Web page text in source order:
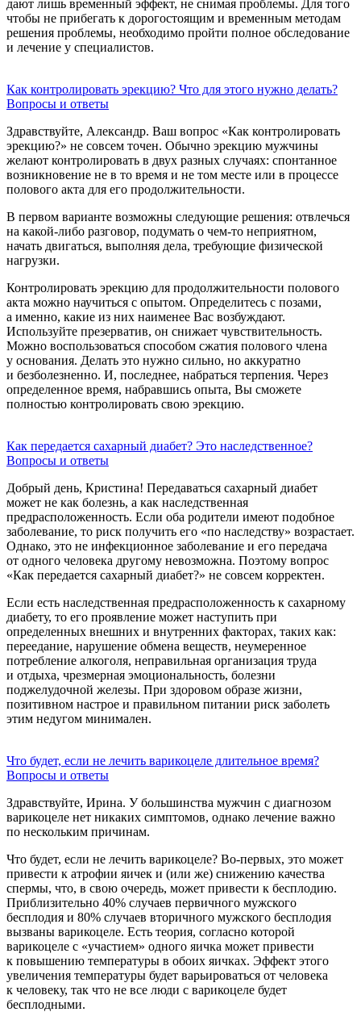
дают лишь временный эффект, не снимая проблемы. Для того
чтобы не прибегать к дорогостоящим и временным методам
решения проблемы, необходимо пройти полное обследование
и лечение у специалистов.
Как контролировать эрекцию? Что для этого нужно делать?
Вопросы и ответы
Здравствуйте, Александр. Ваш вопрос «Как контролировать
эрекцию?» не совсем точен. Обычно эрекцию мужчины
желают контролировать в двух разных случаях: спонтанное
возникновение не в то время и не том месте или в процессе
полового акта для его продолжительности.
В первом варианте возможны следующие решения: отвлечься
на какой-либо разговор, подумать о чем-то неприятном,
начать двигаться, выполняя дела, требующие физической
нагрузки.
Контролировать эрекцию для продолжительности полового
акта можно научиться с опытом. Определитесь с позами,
а именно, какие из них наименее Вас возбуждают.
Используйте презерватив, он снижает чувствительность.
Можно воспользоваться способом сжатия полового члена
у основания. Делать это нужно сильно, но аккуратно
и безболезненно. И, последнее, набраться терпения. Через
определенное время, набравшись опыта, Вы сможете
полностью контролировать свою эрекцию.
Как передается сахарный диабет? Это наследственное?
Вопросы и ответы
Добрый день, Кристина! Передаваться сахарный диабет
может не как болезнь, а как наследственная
предрасположенность. Если оба родители имеют подобное
заболевание, то риск получить его «по наследству» возрастает.
Однако, это не инфекционное заболевание и его передача
от одного человека другому невозможна. Поэтому вопрос
«Как передается сахарный диабет?» не совсем корректен.
Если есть наследственная предрасположенность к сахарному
диабету, то его проявление может наступить при
определенных внешних и внутренних факторах, таких как:
переедание, нарушение обмена веществ, неумеренное
потребление алкоголя, неправильная организация труда
и отдыха, чрезмерная эмоциональность, болезни
поджелудочной железы. При здоровом образе жизни,
позитивном настрое и правильном питании риск заболеть
этим недугом минимален.
Что будет, если не лечить варикоцеле длительное время?
Вопросы и ответы
Здравствуйте, Ирина. У большинства мужчин с диагнозом
варикоцеле нет никаких симптомов, однако лечение важно
по нескольким причинам.
Что будет, если не лечить варикоцеле? Во-первых, это может
привести к атрофии яичек и (или же) снижению качества
спермы, что, в свою очередь, может привести к бесплодию.
Приблизительно 40% случаев первичного мужского
бесплодия и 80% случаев вторичного мужского бесплодия
вызваны варикоцеле. Есть теория, согласно которой
варикоцеле с «участием» одного яичка может привести
к повышению температуры в обоих яичках. Эффект этого
увеличения температуры будет варьироваться от человека
к человеку, так что не все люди с варикоцеле будет
бесплодными.